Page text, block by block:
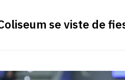
se viste de